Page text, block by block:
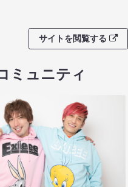
サイトを閲覧する
ミュニティ